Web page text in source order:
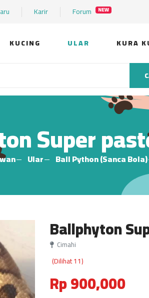
Karir Forum NEW
KUCING ULAR KURA
Super
Ular Ball Python (Sanca Bola)
Ballphyton
Cimahi
(Dilihat 11)
Rp 900,000